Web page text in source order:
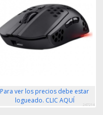
Para ver los precios debe estar
logueado. CLIC AQUÍ
247214